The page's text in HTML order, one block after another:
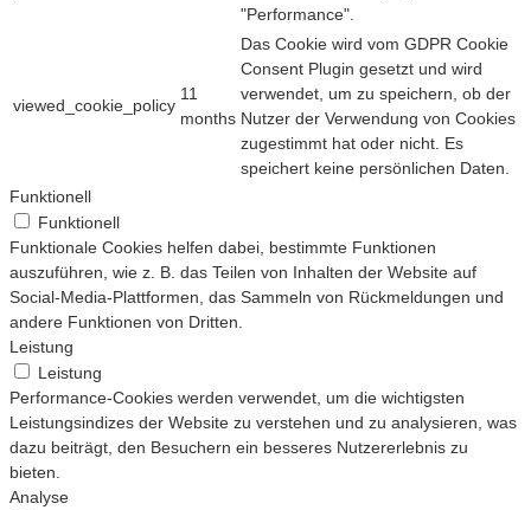
"Performance".
viewed_cookie_policy
11
months
Das Cookie wird vom GDPR Cookie
Consent Plugin gesetzt und wird
verwendet, um zu speichern, ob der
Nutzer der Verwendung von Cookies
zugestimmt hat oder nicht. Es
speichert keine persönlichen Daten.
Funktionell
Funktionell
Funktionale Cookies helfen dabei, bestimmte Funktionen
auszuführen, wie z. B. das Teilen von Inhalten der Website auf
Social-Media-Plattformen, das Sammeln von Rückmeldungen und
andere Funktionen von Dritten.
Leistung
Leistung
Performance-Cookies werden verwendet, um die wichtigsten
Leistungsindizes der Website zu verstehen und zu analysieren, was
dazu beiträgt, den Besuchern ein besseres Nutzererlebnis zu
bieten.
Analyse